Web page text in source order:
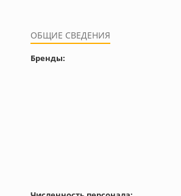
ОБЩИЕ СВЕДЕНИЯ
Бренды: